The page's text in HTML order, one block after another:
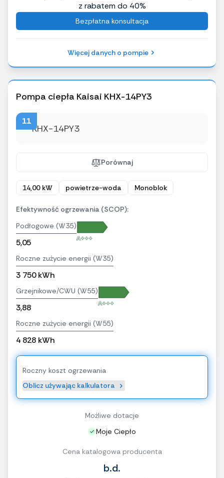
z rabatem do 40%
Bezpłatna konsultacja
Więcej danych o pompie
Pompa ciepła Kaisai KHX-14PY3
11
Porównaj
14,00 kW powietrze-woda Monoblok
Efektywność ogrzewania (SCOP):
Podłogowe (W35)
5,05 A+++
Roczne zużycie energii (W35)
3 750 kWh
Grzejnikowe/CWU (W55)
3,88 A+++
Roczne zużycie energii (W55)
4 828 kWh
Roczny koszt ogrzewania
Oblicz używając kalkulatora
Możliwe dotacje
Moje Ciepło
Cena katalogowa producenta
b.d.